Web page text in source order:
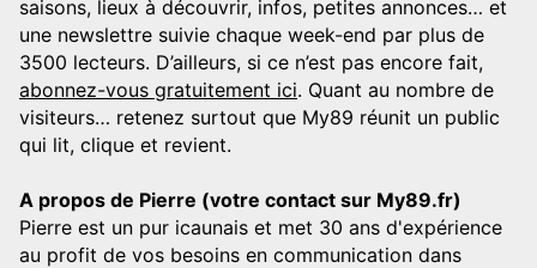
saisons, lieux à découvrir, infos, petites annonces… et
une newslettre suivie chaque week-end par plus de
3500 lecteurs. D’ailleurs, si ce n’est pas encore fait,
abonnez-vous gratuitement ici. Quant au nombre de
visiteurs… retenez surtout que My89 réunit un public
qui lit, clique et revient.
A propos de Pierre (votre contact sur My89.fr)
Pierre est un pur icaunais et met 30 ans d'expérience
au profit de vos besoins en communication dans